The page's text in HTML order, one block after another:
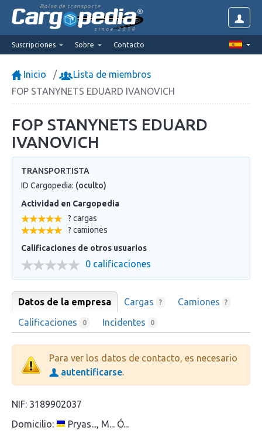
Bolsa de transporte
since 2014
Suscripciones Sobre Contacto
Inicio
Lista de miembros
FOP STANYNETS EDUARD IVANOVICH
FOP STANYNETS EDUARD
IVANOVICH
TRANSPORTISTA
ID Cargopedia: (oculto)
Actividad en Cargopedia
? cargas
? camiones
Calificaciones de otros usuarios
0 calificaciones
Datos de la empresa Cargas ? Camiones ?
Calificaciones 0 Incidentes 0
Para ver los datos de contacto, es necesario
autentificarse
NIF: 3189902037
Domicilio:
Pryas..., M... Ó...